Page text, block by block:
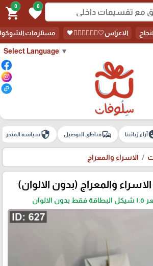
Select Language ▼
0
favorite
0
shopping_cart
الاعراس🤍🤵🏻‍♀️👰🏻‍♀️🖤 مستلزمات
آراء زبائننا commuteمناطق التوصيل securityسياسة المتجر
الاسراء والمعراج
والمعراج (بدون الالوان)